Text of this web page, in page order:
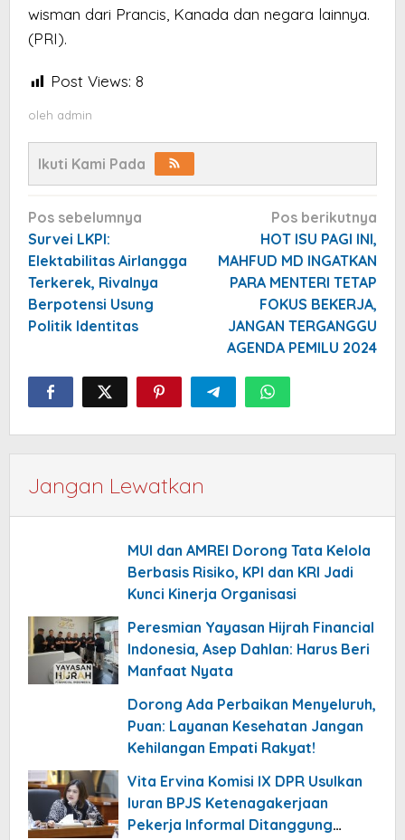
wisman dari Prancis, Kanada dan negara lainnya.
(PRI).
Post Views: 8
oleh admin
Ikuti Kami Pada
Navigasi
pos
Pos sebelumnya
Survei LKPI:
Elektabilitas Airlangga
Terkerek, Rivalnya
Berpotensi Usung
Politik Identitas
Pos berikutnya
HOT ISU PAGI INI,
MAHFUD MD INGATKAN
PARA MENTERI TETAP
FOKUS BEKERJA,
JANGAN TERGANGGU
AGENDA PEMILU 2024
Jangan Lewatkan
MUI dan AMREI Dorong Tata Kelola
Berbasis Risiko, KPI dan KRI Jadi
Kunci Kinerja Organisasi
Peresmian Yayasan Hijrah Financial
Indonesia, Asep Dahlan: Harus Beri
Manfaat Nyata
Dorong Ada Perbaikan Menyeluruh,
Puan: Layanan Kesehatan Jangan
Kehilangan Empati Rakyat!
Vita Ervina Komisi IX DPR Usulkan
Iuran BPJS Ketenagakerjaan
Pekerja Informal Ditanggung